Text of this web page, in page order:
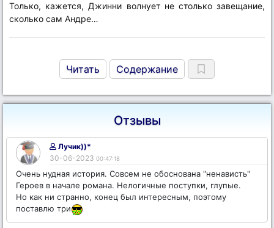
Только, кажется, Джинни волнует не столько завещание,
сколько сам Андре…
Читать Содержание
Отзывы
Лучик))*
30-06-2023 00:47:18
Очень нудная история. Совсем не обоснована "ненависть"
Героев в начале романа. Нелогичные поступки, глупые.
Но как ни странно, конец был интересным, поэтому
поставлю три